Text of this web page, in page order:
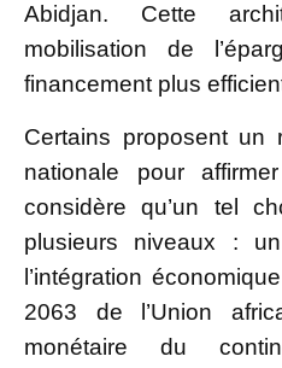
Abidjan. Cette
mobilisation de
financement plus
Certains proposent un
nationale pour
considère qu’un tel
plusieurs niveaux :
l’intégration
2063 de l’Union
monétaire du